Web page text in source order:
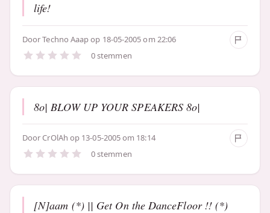
life!
DoorTechno Aaapop 18-05-2005 om 22:06
0 stemmen
8o| BLOW UP YOUR SPEAKERS 8o|
DoorCrOlAh op 13-05-2005 om 18:14
0 stemmen
[N]aam (*) || Get On the DanceFloor !! (*)